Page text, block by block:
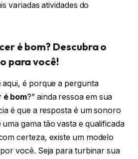
variadas atividades do
é bom? Descubra o
para você!
aqui, é porque a pergunta
é bom?” ainda ressoa em sua
é que a resposta é um sonoro
gama tão vasta e qualificada
certeza, existe um modelo
você. Seja para turbinar sua